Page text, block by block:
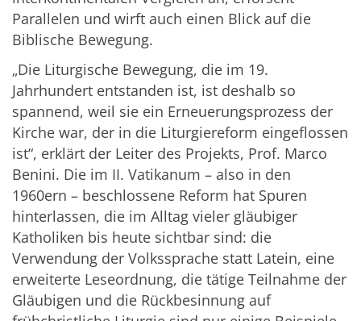
Parallelen und wirft auch einen Blick auf die
Biblische Bewegung.
„Die Liturgische Bewegung, die im 19.
Jahrhundert entstanden ist, ist deshalb so
spannend, weil sie ein Erneuerungsprozess der
Kirche war, der in die Liturgiereform eingeflossen
ist“, erklärt der Leiter des Projekts, Prof. Marco
Benini. Die im II. Vatikanum – also in den
1960ern – beschlossene Reform hat Spuren
hinterlassen, die im Alltag vieler gläubiger
Katholiken bis heute sichtbar sind: die
Verwendung der Volkssprache statt Latein, eine
erweiterte Leseordnung, die tätige Teilnahme der
Gläubigen und die Rückbesinnung auf